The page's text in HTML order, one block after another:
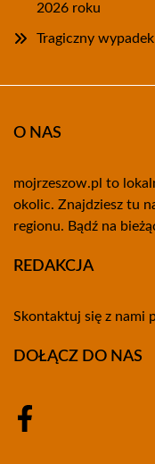
2026 roku
Tragiczny
O NAS
mojrzeszow.pl to
okolic. Znajdziesz tu
regionu. Bądź na
REDAKCJA
Skontaktuj się z nami
DOŁĄCZ DO NAS